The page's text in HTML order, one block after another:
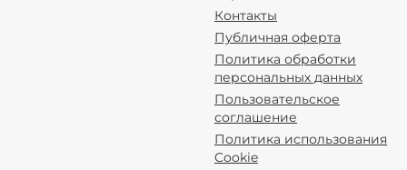
Контакты
Публичная оферта
Политика обработки
персональных данных
Пользовательское
соглашение
Политика использования
Cookie